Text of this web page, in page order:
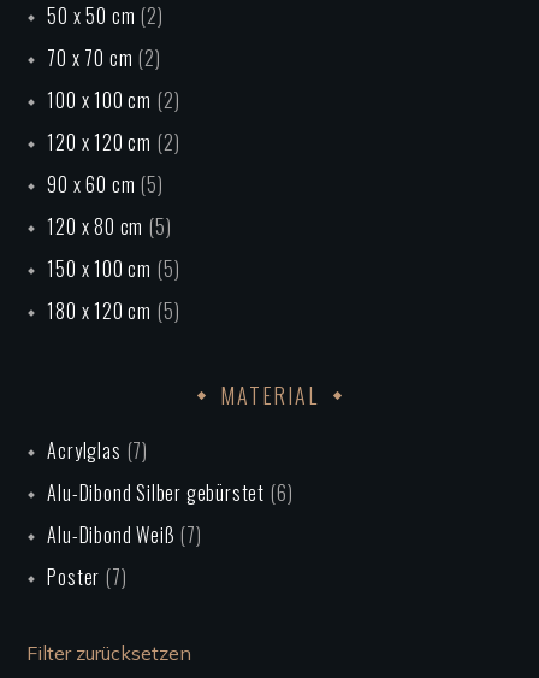
50 x 50 cm (2)
70 x 70 cm (2)
100 x 100 cm (2)
120 x 120 cm (2)
90 x 60 cm (5)
120 x 80 cm (5)
150 x 100 cm (5)
180 x 120 cm (5)
MATERIAL
Acrylglas (7)
Alu-Dibond Silber gebürstet (6)
Alu-Dibond Weiß (7)
Poster (7)
Filter zurücksetzen